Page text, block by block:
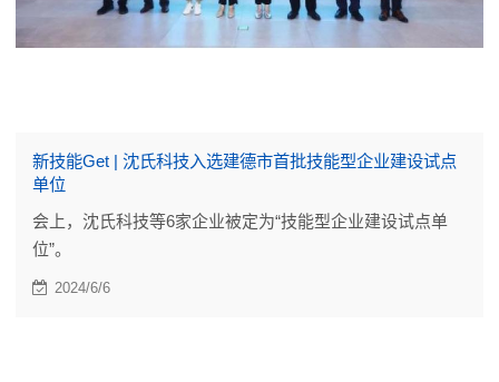
新技能Get | 沈氏科技入选建德市首批技能型企业建设试点
单位
会上，沈氏科技等6家企业被定为“技能型企业建设试点单
位”。
2024/6/6